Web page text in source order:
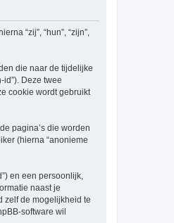
“zij”, “hun”, “zijn”,
die naar de tijdelijke
Deze twee
cookie wordt gebruikt
pagina’s die worden
(hierna “anonieme
en een persoonlijk,
naast je
zelf de mogelijkheid te
software wil